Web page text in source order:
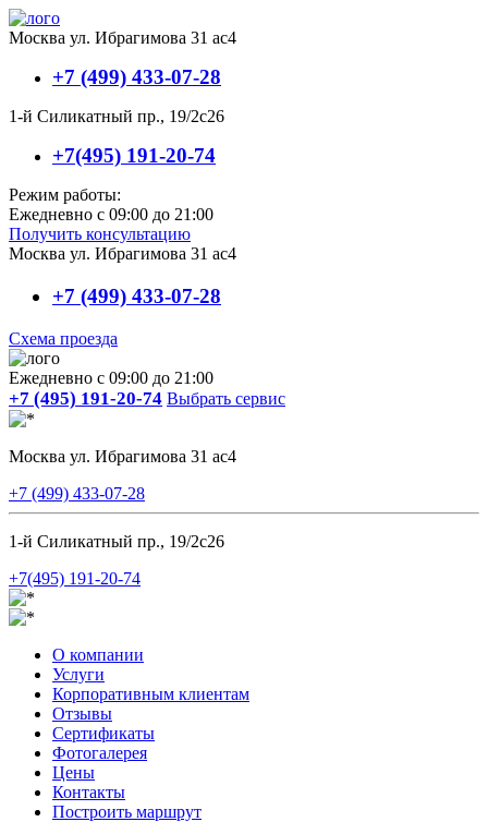
Москва ул. Ибрагимова 31 ас4
+7 (499) 433-07-28
1-й Силикатный пр., 19/2с26
+7(495) 191-20-74
Режим работы:
Ежедневно с 09:00 до 21:00
Получить консультацию
Москва ул. Ибрагимова 31 ас4
+7 (499) 433-07-28
Схема проезда
Ежедневно с 09:00 до 21:00
+7 (495) 191-20-74 Выбрать сервис
Москва ул. Ибрагимова 31 ас4
+7 (499) 433-07-28
1-й Силикатный пр., 19/2с26
+7(495) 191-20-74
О компании
Услуги
Корпоративным клиентам
Отзывы
Сертификаты
Фотогалерея
Цены
Контакты
Построить маршрут